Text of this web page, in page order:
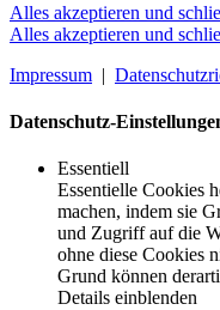
Alles akzeptieren und
Alles akzeptieren und
Impressum |
Datenschutz-
Essentiell
Essentielle Cookies
machen, indem sie
und Zugriff auf die
ohne diese Cookies
Grund können
Details einblenden